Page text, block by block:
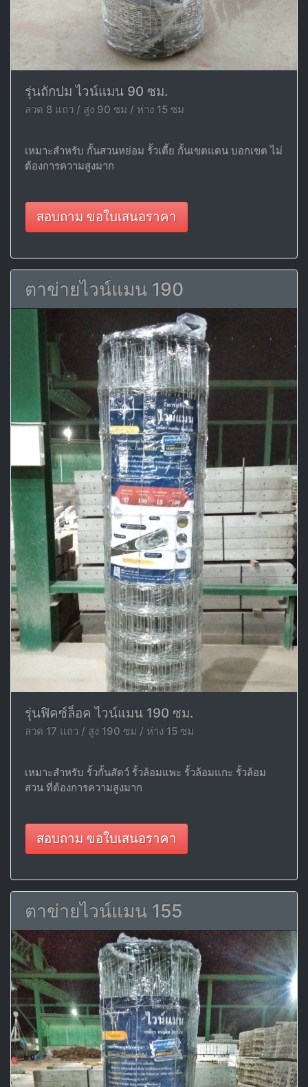
รุ่นถักปม ไวน์แมน 90 ซม.
ลวด 8 แถว / สูง 90 ซม / ห่าง 15 ซม
เหมาะสำหรับ กั้นสวนหย่อม รั้วเตี้ย กั้นเขตแดน บอกเขต ไม่
ต้องการความสูงมาก
สอบถาม ขอใบเสนอราคา
ตาข่ายไวน์แมน 190
รุ่นฟิคซ์ล็อค ไวน์แมน 190 ซม.
ลวด 17 แถว / สูง 190 ซม / ห่าง 15 ซม
เหมาะสำหรับ รั้วกั้นสัตว์ รั้วล้อมแพะ รั้วล้อมแกะ รั้วล้อม
สวน ที่ต้องการความสูงมาก
สอบถาม ขอใบเสนอราคา
ตาข่ายไวน์แมน 155